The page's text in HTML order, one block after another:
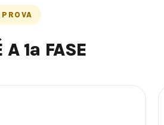
A 1ª FASE